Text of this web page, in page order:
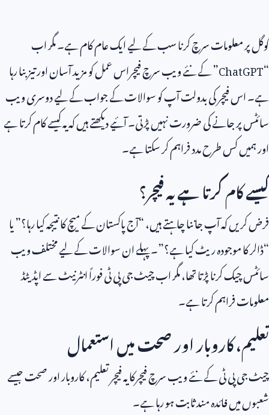
گوگل پر معلومات سرچ کرنا سب کے لیے ایک عام کام ہے۔ مگر اب
“
ChatGPT” کے نئے ویب سرچ فیچراس عمل کو مزید آسان اور تیز بنا رہا
ہے۔ اس فیچر کی بدولت آپ کو سوالات کے جواب کے لیے دوسری ویب
سائٹس پر جانے کی ضرورت نہیں پڑتی۔ آئیے دیکھتے ہیں کہ یہ کیسے کام کرتا ہے
اور ہمیں کس طرح مدد فراہم کر سکتا ہے۔
کیسے کام کرتا ہے یہ فیچر؟
فرض کریں کہ آپ جاننا چاہتے ہیں، “آج پاکستان کے میچ کا نتیجہ کیا رہا؟” یا
“ڈالر کا موجودہ ریٹ کیا ہے؟”۔ پہلے ان سوالات کے لیے مختلف ویب
سائٹس چیک کرنا پڑتا تھا، مگر اب چیٹ جی پی ٹی فوراً انٹرنیٹ سے اپڈیٹڈ
معلومات فراہم کرتا ہے۔
تعلیم، کاروبار اور صحت میں استعمال
چیٹ جی پی ٹی کے نئے ویب سرچ فیچرکا یہ فیچر تعلیم، کاروبار اور صحت جیسے
شعبوں میں فائدہ مند ثابت ہو رہا ہے۔